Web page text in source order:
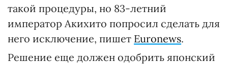
такой процедуры, но 83-летний
император Акихито попросил сделать для
него исключение, пишет Euronews.
Решение еще должен одобрить японский